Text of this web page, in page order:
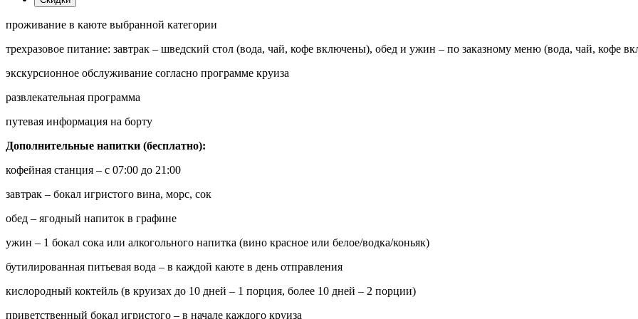
проживание в каюте выбранной категории
трехразовое питание: завтрак – шведский стол (вода, чай, кофе включены), обед и ужин – по заказному меню (вода, чай, кофе
экскурсионное обслуживание согласно программе круиза
развлекательная программа
путевая информация на борту
Дополнительные напитки (бесплатно):
кофейная станция – с 07:00 до 21:00
завтрак – бокал игристого вина, морс, сок
обед – ягодный напиток в графине
ужин – 1 бокал сока или алкогольного напитка (вино красное или белое/водка/коньяк)
бутилированная питьевая вода – в каждой каюте в день отправления
кислородный коктейль (в круизах до 10 дней – 1 порция, более 10 дней – 2 порции)
приветственный бокал игристого – в начале каждого круиза